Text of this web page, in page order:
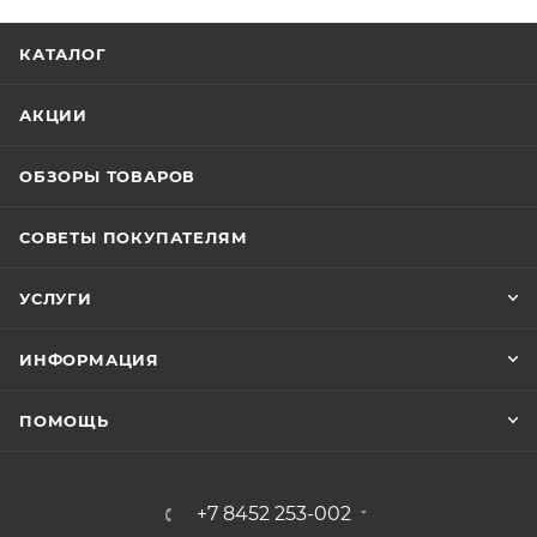
КАТАЛОГ
АКЦИИ
ОБЗОРЫ ТОВАРОВ
СОВЕТЫ ПОКУПАТЕЛЯМ
УСЛУГИ
ИНФОРМАЦИЯ
ПОМОЩЬ
+7 8452 253-002